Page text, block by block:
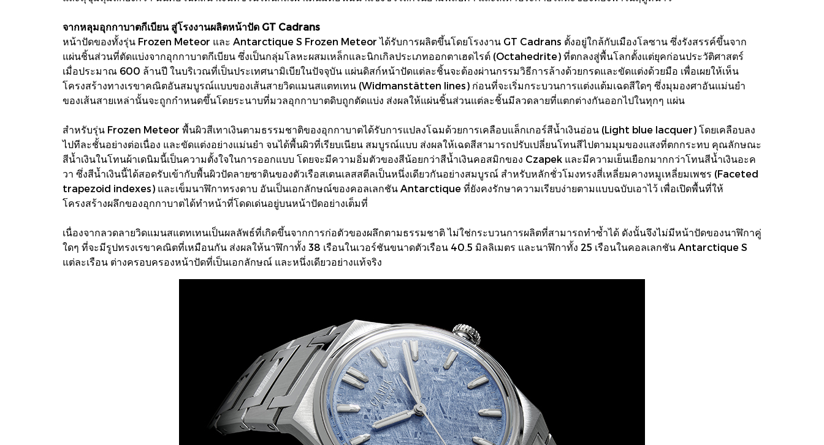
จากหลุมอุกกาบาตกีเบียน สู่โรงงานผลิตหน้าปัด GT Cadrans
หน้าปัดของทั้งรุ่น Frozen Meteor และ Antarctique S Frozen Meteor ได้รับการผลิตขึ้นโดยโรงงาน GT Cadrans ตั้งอยู่ใกล้กับเมืองโลซาน ซึ่งรังสรรค์ขึ้นจาก
แผ่นชิ้นส่วนที่ตัดแบ่งจากอุกกาบาตกีเบียน ซึ่งเป็นกลุ่มโลหะผสมเหล็กและนิกเกิลประเภทออกตาเฮดไรต์ (Octahedrite) ที่ตกลงสู่พื้นโลกตั้งแต่ยุคก่อนประวัติศาสตร์
เมื่อประมาณ 600 ล้านปี ในบริเวณที่เป็นประเทศนามิเบียในปัจจุบัน แผ่นดิสก์หน้าปัดแต่ละชิ้นจะต้องผ่านกรรมวิธีการล้างด้วยกรดและขัดแต่งด้วยมือ เพื่อเผยให้เห็น
โครงสร้างทางเรขาคณิตอันสมบูรณ์แบบของเส้นสายวิดแมนสแตทเทน (Widmanstätten lines) ก่อนที่จะเริ่มกระบวนการแต่งแต้มเฉดสีใดๆ ซึ่งมุมองศาอันแม่นยำ
ของเส้นสายเหล่านั้นจะถูกกำหนดขึ้นโดยระนาบที่มวลอุกกาบาตดิบถูกตัดแบ่ง ส่งผลให้แผ่นชิ้นส่วนแต่ละชิ้นมีลวดลายที่แตกต่างกันออกไปในทุกๆ แผ่น
สำหรับรุ่น Frozen Meteor พื้นผิวสีเทาเงินตามธรรมชาติของอุกกาบาตได้รับการแปลงโฉมด้วยการเคลือบแล็กเกอร์สีน้ำเงินอ่อน (Light blue lacquer) โดยเคลือบลง
ไปทีละชั้นอย่างต่อเนื่อง และขัดแต่งอย่างแม่นยำ จนได้พื้นผิวที่เรียบเนียน สมบูรณ์แบบ ส่งผลให้เฉดสีสามารถปรับเปลี่ยนโทนสีไปตามมุมของแสงที่ตกกระทบ คุณลักษณะ
สีน้ำเงินในโทนผ้าเดนิมนี้เป็นความตั้งใจในการออกแบบ โดยจะมีความอิ่มตัวของสีน้อยกว่าสีน้ำเงินคอสมิกของ Czapek และมีความเย็นเยือกมากกว่าโทนสีน้ำเงินอะค
วา ซึ่งสีน้ำเงินนี้ได้สอดรับเข้ากับพื้นผิวปัดลายซาตินของตัวเรือสเตนเลสสตีลเป็นหนึ่งเดียวกันอย่างสมบูรณ์ สำหรับหลักชั่วโมงทรงสี่เหลี่ยมคางหมูเหลี่ยมเพชร (Faceted
trapezoid indexes) และเข็มนาฬิกาทรงดาบ อันเป็นเอกลักษณ์ของคอลเลกชัน Antarctique ที่ยังคงรักษาความเรียบง่ายตามแบบฉบับเอาไว้ เพื่อเปิดพื้นที่ให้
โครงสร้างผลึกของอุกกาบาตได้ทำหน้าที่โดดเด่นอยู่บนหน้าปัดอย่างเต็มที่
เนื่องจากลวดลายวิดแมนสแตทเทนเป็นผลลัพธ์ที่เกิดขึ้นจากการก่อตัวของผลึกตามธรรมชาติ ไม่ใช่กระบวนการผลิตที่สามารถทำซ้ำได้ ดังนั้นจึงไม่มีหน้าปัดของนาฬิกาคู่
ใดๆ ที่จะมีรูปทรงเรขาคณิตที่เหมือนกัน ส่งผลให้นาฬิกาทั้ง 38 เรือนในเวอร์ชันขนาดตัวเรือน 40.5 มิลลิเมตร และนาฬิกาทั้ง 25 เรือนในคอลเลกชัน Antarctique S
แต่ละเรือน ต่างครอบครองหน้าปัดที่เป็นเอกลักษณ์ และหนึ่งเดียวอย่างแท้จริง